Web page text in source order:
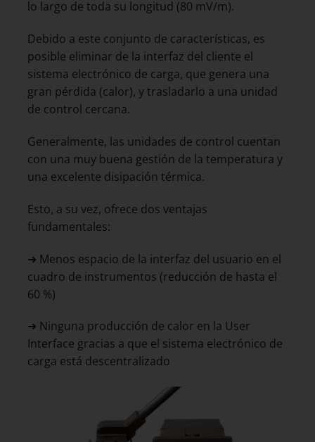
lo largo de toda su longitud (80 mV/m).
Debido a este conjunto de características, es
posible eliminar de la interfaz del cliente el
sistema electrónico de carga, que genera una
gran pérdida (calor), y trasladarlo a una unidad
de control cercana.
Generalmente, las unidades de control cuentan
con una muy buena gestión de la temperatura y
una excelente disipación térmica.
Esto, a su vez, ofrece dos ventajas
fundamentales:
➜ Menos espacio de la interfaz del usuario en el
cuadro de instrumentos (reducción de hasta el
60 %)
➜ Ninguna producción de calor en la User
Interface gracias a que el sistema electrónico de
carga está descentralizado